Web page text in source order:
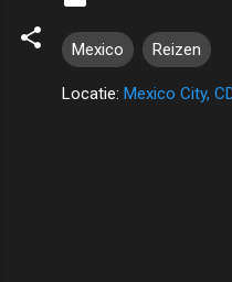
Mexico Reizen
Locatie: Mexico City,